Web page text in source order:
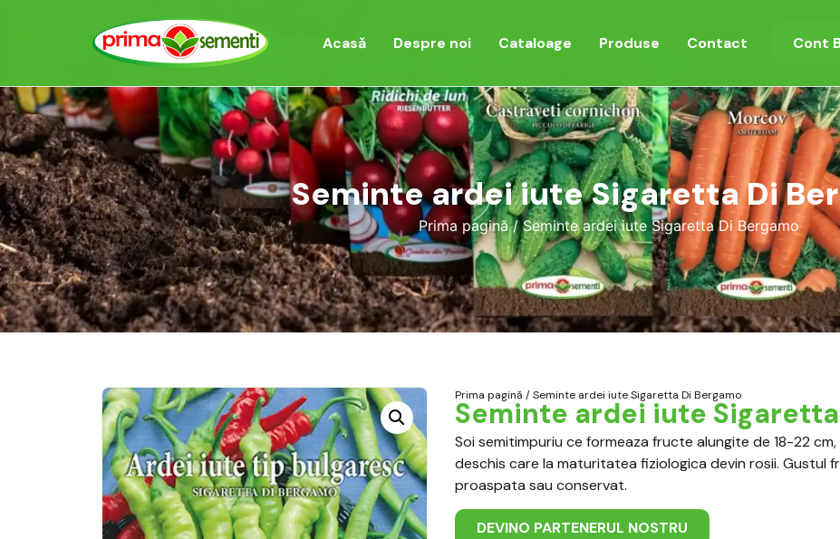
Acasă Despre noi Cataloage Produse Contact Cont
Seminte ardei iute Sigaretta Di
Prima pagină/ Seminte ardei iute Sigaretta Di Bergamo
Prima pagină / Seminte ardei iute Sigaretta Di Bergamo
Seminte ardei iute
Soi semitimpuriu ce formeaza fructe alungite de 18-22
deschis care la maturitatea fiziologica devin rosii. Gustul
proaspata sau conservat.
DEVINO PARTENERUL NOSTRU